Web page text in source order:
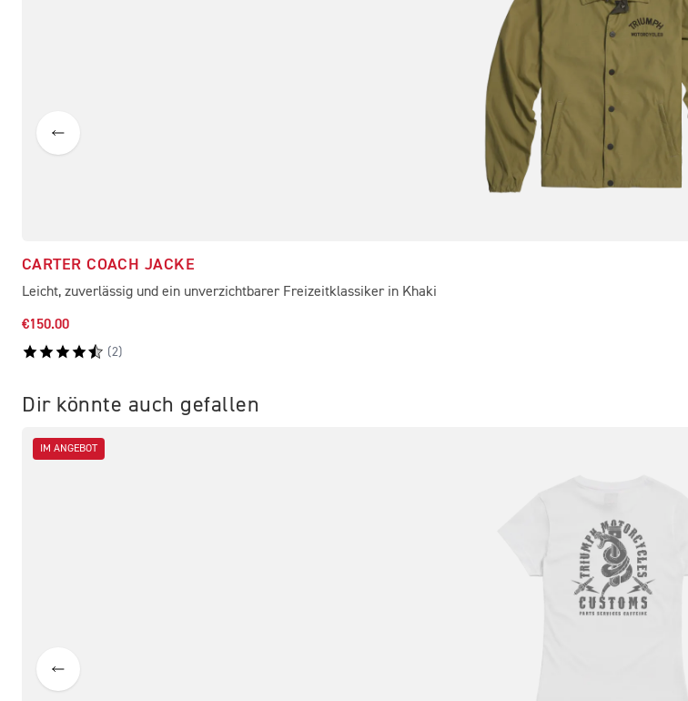
CARTER COACH JACKE
Leicht, zuverlässig und ein unverzichtbarer Freizeitklassiker in Khaki
€150.00
( 2)
Dir könnte auch gefallen
IM ANGEBOT